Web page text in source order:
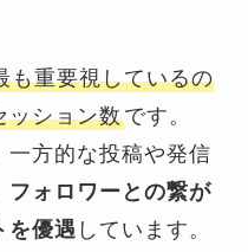
も重要視しているの
ッション数です。
一方的な投稿や発信
フォロワーとの繋が
を優遇 しています。